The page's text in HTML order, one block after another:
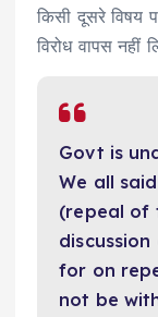
किसी दूसरे विषय
विरोध वापस नहीं
Govt is
We all
(repeal of
for on
not be